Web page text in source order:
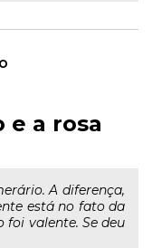
e a rosa
A diferença,
está no fato da
foi valente. Se deu